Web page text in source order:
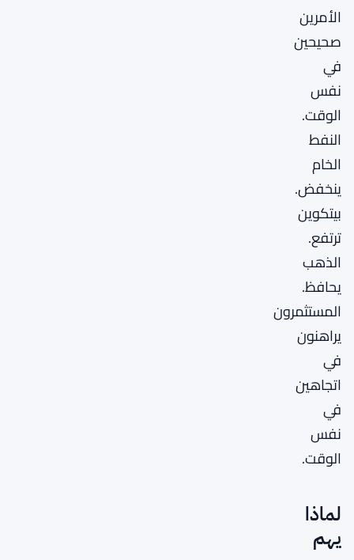
الأمرين
صحيحين
في
نفس
الوقت.
النفط
الخام
ينخفض.
بيتكوين
ترتفع.
الذهب
يحافظ.
المستثمرون
يراهنون
في
اتجاهين
في
نفس
الوقت.
لماذا
يهم